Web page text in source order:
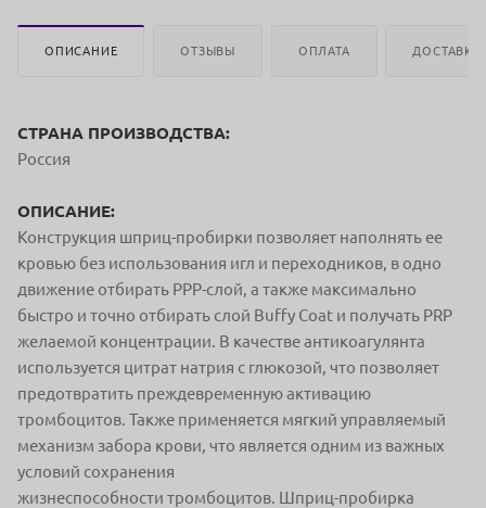
ОПИСАНИЕ ОТЗЫВЫ ОПЛАТА ДОСТАВКА
СТРАНА ПРОИЗВОДСТВА:
Россия
ОПИСАНИЕ:
Конструкция шприц-пробирки позволяет наполнять ее
кровью без использования игл и переходников, в одно
движение отбирать PPP-слой, а также максимально
быстро и точно отбирать слой Buffy Coat и получать PRP
желаемой концентрации. В качестве антикоагулянта
используется цитрат натрия с глюкозой, что позволяет
предотвратить преждевременную активацию
тромбоцитов. Также применяется мягкий управляемый
механизм забора крови, что является одним из важных
условий сохранения
жизнеспособности тромбоцитов. Шприц-пробирка